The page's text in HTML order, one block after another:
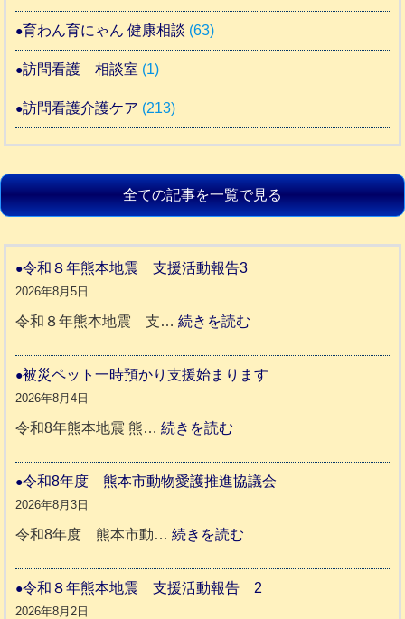
育わん育にゃん 健康相談 (63)
訪問看護 相談室 (1)
訪問看護介護ケア (213)
全ての記事を一覧で見る
令和８年熊本地震 支援活動報告3
2026年8月5日
令和８年熊本地震 支…続きを読む
和
本
支
被災ペット一時預かり支援始まります
2026年8月4日
令和8年熊本地震 熊…続きを読む
災
ッ
一
令和8年度 熊本市動物愛護推進協議会
2026年8月3日
令和8年度 熊本市動…続きを読む
和
令和８年熊本地震 支援活動報告 2
2026年8月2日